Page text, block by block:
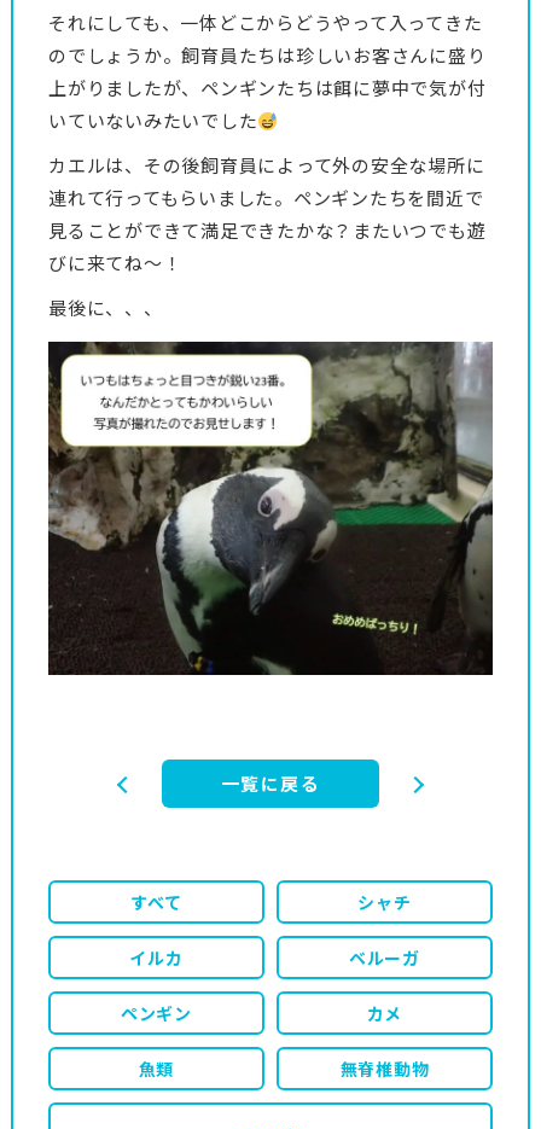
それにしても、一体どこからどうやって入ってきた
のでしょうか。飼育員たちは珍しいお客さんに盛り
上がりましたが、ペンギンたちは餌に夢中で気が付
いていないみたいでした
カエルは、その後飼育員によって外の安全な場所に
連れて行ってもらいました。ペンギンたちを間近で
見ることができて満足できたかな？またいつでも遊
びに来てね～！
最後に、、、
一覧に戻る
すべて シャチ
イルカ ベルーガ
ペンギン カメ
魚類 無脊椎動物